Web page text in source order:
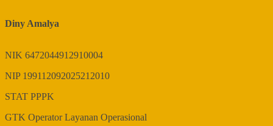
Diny Amalya
NIK 6472044912910004
NIP 199112092025212010
STAT PPPK
GTK Operator Layanan Operasional